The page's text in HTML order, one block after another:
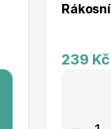
239 Kč